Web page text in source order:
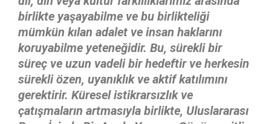
birlikte yaşayabilme ve bu birlikteliği
mümkün kılan adalet ve insan haklarını
koruyabilme yeteneğidir. Bu, sürekli bir
süreç ve uzun vadeli bir hedeftir ve herkesin
sürekli özen, uyanıklık ve aktif katılımını
gerektirir. Küresel istikrarsızlık ve
çatışmaların artmasıyla birlikte, Uluslararası